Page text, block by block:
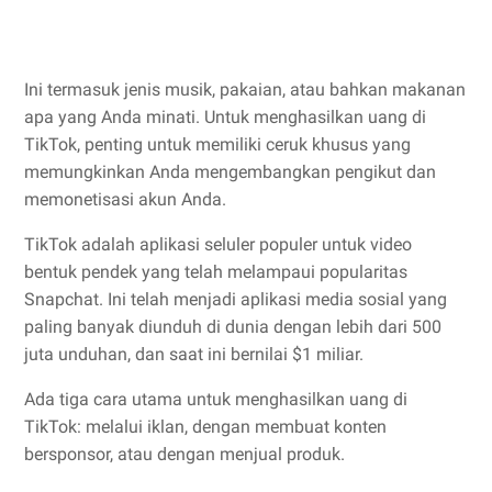
Ini termasuk jenis musik, pakaian, atau bahkan makanan
apa yang Anda minati. Untuk menghasilkan uang di
TikTok, penting untuk memiliki ceruk khusus yang
memungkinkan Anda mengembangkan pengikut dan
memonetisasi akun Anda.
TikTok adalah aplikasi seluler populer untuk video
bentuk pendek yang telah melampaui popularitas
Snapchat. Ini telah menjadi aplikasi media sosial yang
paling banyak diunduh di dunia dengan lebih dari 500
juta unduhan, dan saat ini bernilai $1 miliar.
Ada tiga cara utama untuk menghasilkan uang di
TikTok: melalui iklan, dengan membuat konten
bersponsor, atau dengan menjual produk.